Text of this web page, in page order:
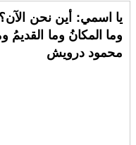
يا اسمي: أين نحن
وما المكانُ وما القديمُ
محمود درويش